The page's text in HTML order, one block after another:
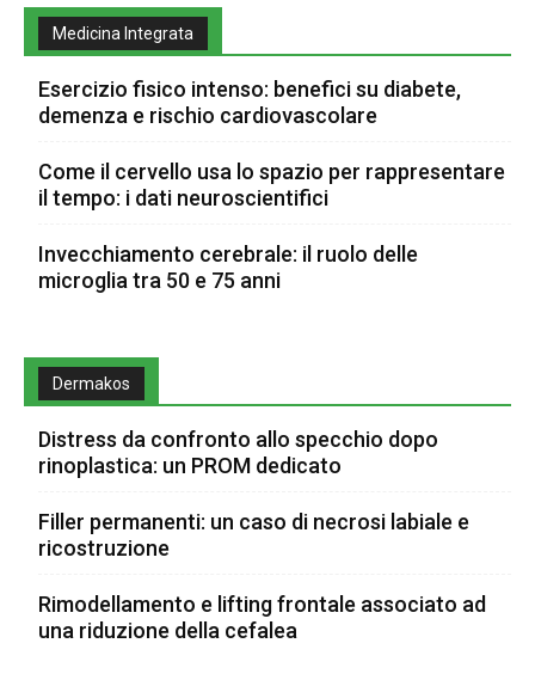
Medicina Integrata
Esercizio fisico intenso: benefici su diabete,
demenza e rischio cardiovascolare
Come il cervello usa lo spazio per rappresentare
il tempo: i dati neuroscientifici
Invecchiamento cerebrale: il ruolo delle
microglia tra 50 e 75 anni
Dermakos
Distress da confronto allo specchio dopo
rinoplastica: un PROM dedicato
Filler permanenti: un caso di necrosi labiale e
ricostruzione
Rimodellamento e lifting frontale associato ad
una riduzione della cefalea